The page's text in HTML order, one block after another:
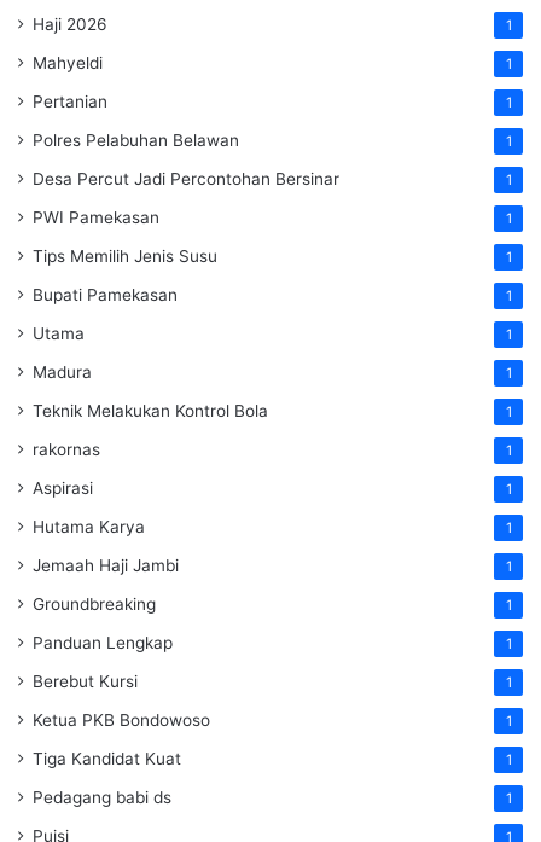
Haji 2026 1
Mahyeldi 1
Pertanian 1
Polres Pelabuhan Belawan 1
Desa Percut Jadi Percontohan Bersinar 1
PWI Pamekasan 1
Tips Memilih Jenis Susu 1
Bupati Pamekasan 1
Utama 1
Madura 1
Teknik Melakukan Kontrol Bola 1
rakornas 1
Aspirasi 1
Hutama Karya 1
Jemaah Haji Jambi 1
Groundbreaking 1
Panduan Lengkap 1
Berebut Kursi 1
Ketua PKB Bondowoso 1
Tiga Kandidat Kuat 1
Pedagang babi ds 1
Puisi 1